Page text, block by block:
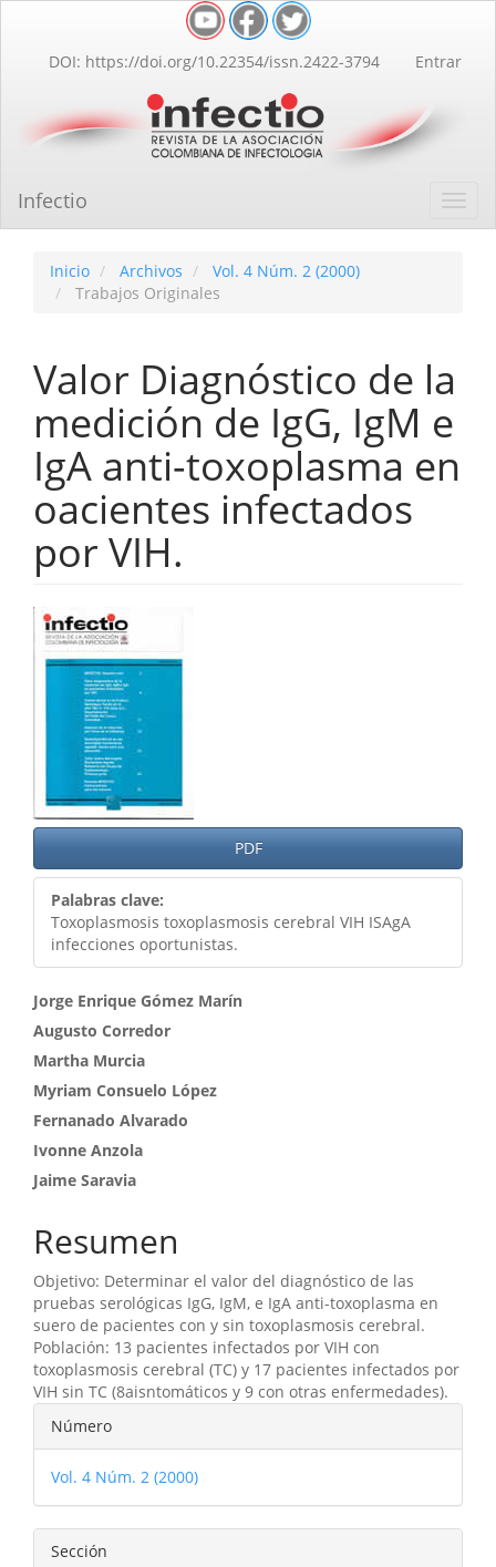
Contenido
principal
lateral
DOI: https://doi.org/10.22354/issn.2422-3794 Entrar
Infectio
Inicio Archivos
Vol. 4 Núm. 2 (2000)
Trabajos Originales
Valor Diagnóstico de la
medición de IgG, IgM e
IgA anti-toxoplasma en
oacientes infectados
por VIH.
Barra
lateral
artículo
PDF
Palabras clave:
Toxoplasmosis toxoplasmosis cerebral VIH ISAgA
infecciones oportunistas.
Contenido
principal
del
artículo
Jorge Enrique Gómez Marín
Augusto Corredor
Martha Murcia
Myriam Consuelo López
Fernanado Alvarado
Ivonne Anzola
Jaime Saravia
Resumen
Objetivo: Determinar el valor del diagnóstico de las
pruebas serológicas IgG, IgM, e IgA anti-toxoplasma en
suero de pacientes con y sin toxoplasmosis cerebral.
Población: 13 pacientes infectados por VIH con
toxoplasmosis cerebral (TC) y 17 pacientes infectados por
VIH sin TC (8aisntomáticos y 9 con otras enfermedades).
Detalles
del
artículo
Número
Vol. 4 Núm. 2 (2000)
Sección